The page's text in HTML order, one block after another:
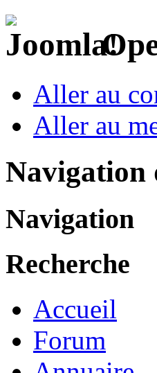
Aller au
Aller au
Navigation
Navigation
Recherche
Accueil
Forum